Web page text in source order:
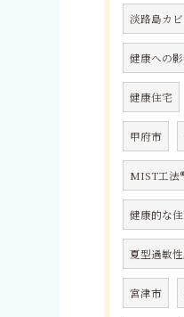
淡路島カ
健康への
健康住宅
甲府市
MIST工法
健康的な
夏型過敏
宮津市